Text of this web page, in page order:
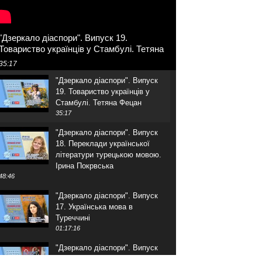
діаспори". Випуск 19.
українців у Стамбулі. Тетяна
Фецан
"Дзеркало діаспори". Випуск
19. Товариство українців у
Стамбулі. Тетяна Фецан
35:17
"Дзеркало діаспори". Випуск
18. Переклади української
літератури турецькою мовою.
Ірина Покрвська
"Дзеркало діаспори". Випуск
17. Українська мова в
Туреччині
01:17:16
"Дзеркало діаспори". Випуск